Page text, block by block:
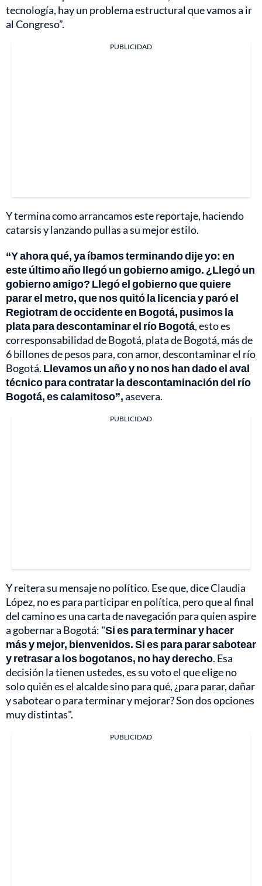
tecnología, hay un problema estructural que vamos a ir
al Congreso”.
PUBLICIDAD
Y termina como arrancamos este reportaje, haciendo
catarsis y lanzando pullas a su mejor estilo.
“Y ahora qué, ya íbamos terminando dije yo: en
este último año llegó un gobierno amigo. ¿Llegó un
gobierno amigo? Llegó el gobierno que quiere
parar el metro, que nos quitó la licencia y paró el
Regiotram de occidente en Bogotá, pusimos la
plata para descontaminar el río Bogotá, esto es
corresponsabilidad de Bogotá, plata de Bogotá, más de
6 billones de pesos para, con amor, descontaminar el río
Bogotá. Llevamos un año y no nos han dado el aval
técnico para contratar la descontaminación del río
Bogotá, es calamitoso”,asevera.
PUBLICIDAD
Y reitera su mensaje no político. Ese que, dice Claudia
López, no es para participar en política, pero que al final
del camino es una carta de navegación para quien aspire
a gobernar a Bogotá: "Si es para terminar y hacer
más y mejor, bienvenidos. Si es para parar sabotear
y retrasar a los bogotanos, no hay derecho. Esa
decisión la tienen ustedes, es su voto el que elige no
solo quién es el alcalde sino para qué, ¿para parar, dañar
y sabotear o para terminar y mejorar? Son dos opciones
muy distintas".
PUBLICIDAD